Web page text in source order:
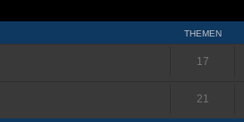
THEMEN
17
21